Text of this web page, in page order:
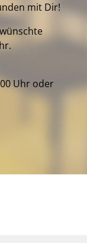
mit Dir!
Uhr oder